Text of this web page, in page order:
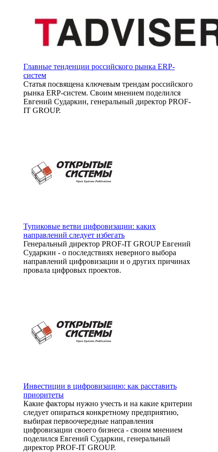
Главные тенденции российского рынка ERP-
систем
Статья посвящена ключевым трендам российского
рынка ERP-систем. Своим мнением поделился
Евгений Сударкин, генеральный директор PROF-
IT GROUP.
Тупиковые ветви цифровизации: каких
направлений следует избегать
Генеральный директор PROF-IT GROUP Евгений
Сударкин - о последствиях неверного выбора
направлений цифровизации и о других причинах
провала цифровых проектов.
Инвестиции в цифровизацию: как расставить
приоритеты
Какие факторы нужно учесть и на какие критерии
следует опираться конкретному предприятию,
выбирая первоочередные направления
цифровизации своего бизнеса - своим мнением
поделился Евгений Сударкин, генеральный
директор PROF-IT GROUP.